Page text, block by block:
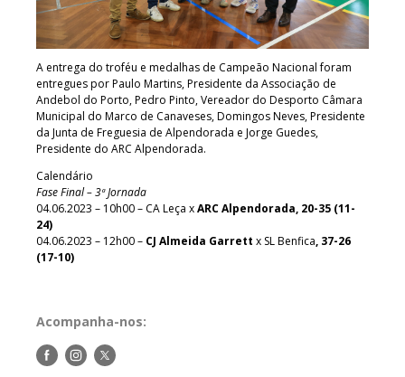
A entrega do troféu e medalhas de Campeão Nacional foram
entregues por Paulo Martins, Presidente da Associação de
Andebol do Porto, Pedro Pinto, Vereador do Desporto Câmara
Municipal do Marco de Canaveses, Domingos Neves, Presidente
da Junta de Freguesia de Alpendorada e Jorge Guedes,
Presidente do ARC Alpendorada.
Calendário
Fase Final – 3ª Jornada
04.06.2023 – 10h00 – CA Leça xARC Alpendorada, 20-35 (11-
24)
04.06.2023 – 12h00 – CJ Almeida Garrett x SL Benfica, 37-26
(17-10)
Acompanha-nos:
Siga-Siga-Siga-